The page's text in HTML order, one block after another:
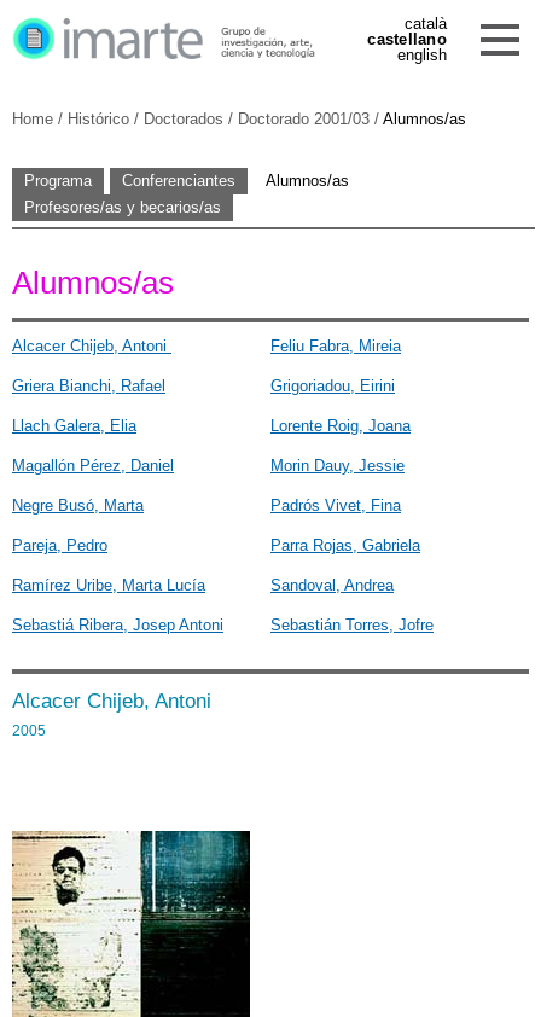
català
castellano
english
Home / Histórico / Doctorados / Doctorado 2001/03 / Alumnos/as
Programa Conferenciantes
Alumnos/as
Profesores/as y becarios/as
Alumnos/as
Alcacer Chijeb, Antoni Feliu Fabra, Mireia
Griera Bianchi, Rafael Grigoriadou, Eirini
Llach Galera, Elia Lorente Roig, Joana
Magallón Pérez, Daniel Morin Dauy, Jessie
Negre Busó, Marta Padrós Vivet, Fina
Pareja, Pedro Parra Rojas, Gabriela
Ramírez Uribe, Marta Lucía Sandoval, Andrea
Sebastiá Ribera, Josep Antoni Sebastián Torres, Jofre
Alcacer Chijeb, Antoni
2005